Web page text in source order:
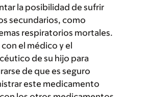
la posibilidad de sufrir
secundarios, como
respiratorios mortales.
con el médico y el
de su hijo para
de que es seguro
este medicamento